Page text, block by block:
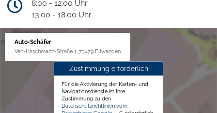
8:00 - 12:00 Uhr
13:00 - 18:00 Uhr
Auto-Schäfer
Veit-Hirschmann-Straße 1, 73479 Ellwangen
Zustimmung erforderlich
Für die Aktivierung der Karten- und
Navigationsdienste ist Ihre
Zustimmung zu den
Datenschutzrichtlinien vom